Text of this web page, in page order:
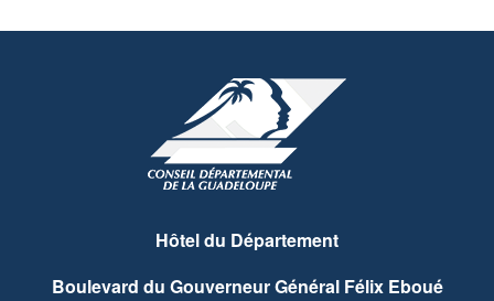
Hôtel du Département
Boulevard du Gouverneur Général Félix Eboué